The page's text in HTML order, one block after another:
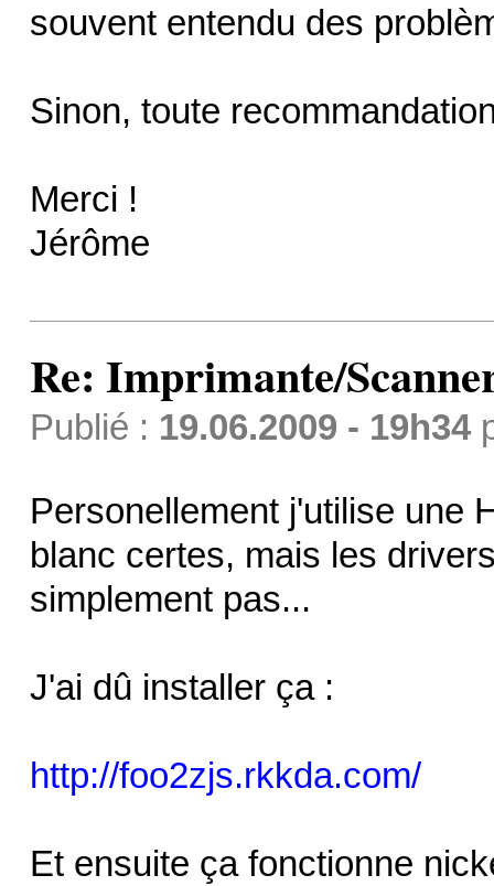
souvent entendu des
Sinon, toute
Merci !
Jérôme
Re: Imprimante/
Publié : 19.06.2009 - 19h34
Personellement j'utilise une
blanc certes, mais les
simplement pas...
J'ai dû installer ça :
http://foo2zjs.rkkda.com/
Et ensuite ça fonctionne